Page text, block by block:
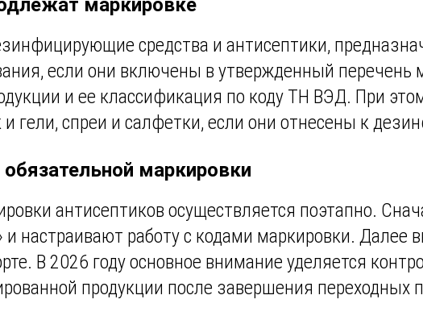
маркировке
средства и антисептики,
если они включены в утвержденный
и ее классификация по коду ТН ВЭД. При
и гели, спреи и салфетки, если они отнесены к
маркировки
антисептиков осуществляется поэтапно.
настраивают работу с кодами маркировки. Далее
В 2026 году основное внимание уделяется
продукции после завершения переходных